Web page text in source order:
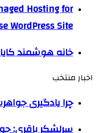
Hosting for
WordPress Site
خانه هوشمند
اخبار منتخب
چرا یادگیری
سرلشکر باقری: